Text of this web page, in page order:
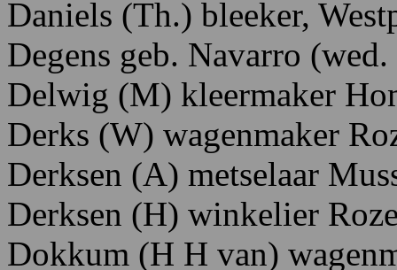
Daniels (Th.) bleeker,
Degens geb. Navarro (wed.
Delwig (M) kleermaker H
Derks (W) wagenmaker
Derksen (A) metselaar M
Derksen (H) winkelier R
Dokkum (H H van)